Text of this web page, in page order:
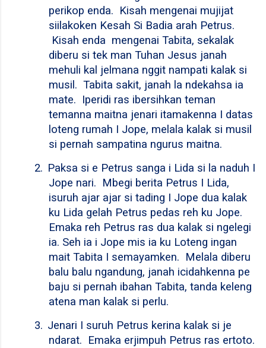
perikop enda. Kisah mengenai mujijat
siilakoken Kesah Si Badia arah Petrus.
Kisah enda mengenai Tabita, sekalak
diberu si tek man Tuhan Jesus janah
mehuli kal jelmana nggit nampati kalak si
musil. Tabita sakit, janah la ndekahsa ia
mate. Iperidi ras ibersihkan teman
temanna maitna jenari itamakenna I datas
loteng rumah I Jope, melala kalak si musil
si pernah sampatina ngurus maitna.
2. Paksa si e Petrus sanga i Lida si la naduh I
Jope nari. Mbegi berita Petrus I Lida,
isuruh ajar ajar si tading I Jope dua kalak
ku Lida gelah Petrus pedas reh ku Jope.
Emaka reh Petrus ras dua kalak si ngelegi
ia. Seh ia i Jope mis ia ku Loteng ingan
mait Tabita I semayamken. Melala diberu
balu balu ngandung, janah icidahkenna pe
baju si pernah ibahan Tabita, tanda keleng
atena man kalak si perlu.
3. Jenari I suruh Petrus kerina kalak si je
ndarat. Emaka erjimpuh Petrus ras ertoto.